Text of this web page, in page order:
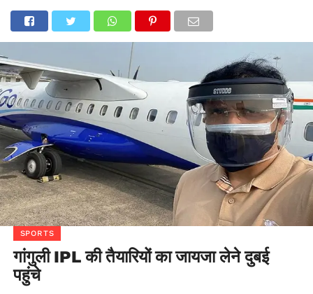
SPORTS
गांगुली IPL की तैयारियों का जायजा लेने दुबई
पहुंचे